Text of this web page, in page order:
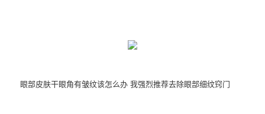
眼部皮肤干眼角有皱纹该怎么办 我强烈推荐去除眼部细纹窍门